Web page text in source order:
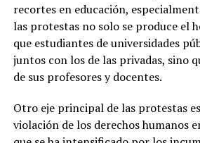
recortes en educación,
las protestas no solo se produce el
que estudiantes de universidades
juntos con los de las privadas, sino
de sus profesores y docentes.
Otro eje principal de las protestas
violación de los derechos humanos